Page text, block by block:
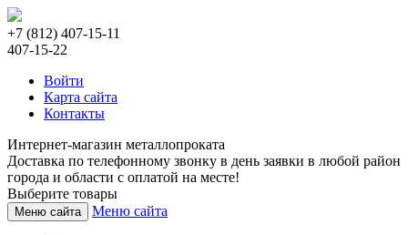
+7 (812) 407-15-11
407-15-22
Войти
Карта сайта
Контакты
Интернет-магазин металлопроката
Доставка по телефонному звонку в день заявки в любой район
города и области с оплатой на месте!
Выберите товары
Меню сайта Меню сайта